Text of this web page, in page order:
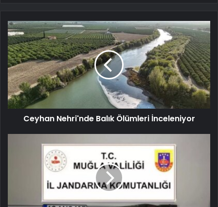
Ceyhan Nehri'nde Balık Ölümleri İnceleniyor